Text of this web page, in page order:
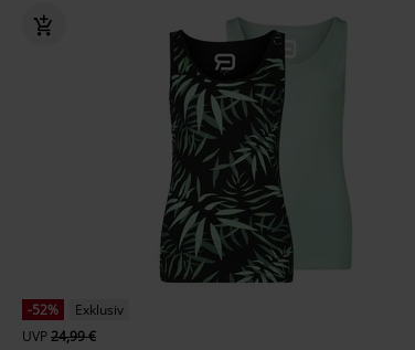
-52%
Exklusiv
UVP24,99 €